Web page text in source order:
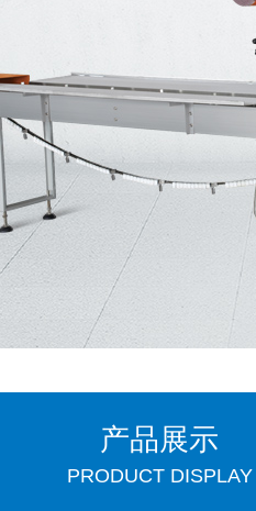
产品展示
PRODUCT DISPLAY